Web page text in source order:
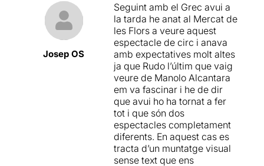
interpretació dins de
l'espectacle "Wasteland" de
Lluís Danés (vegeu
ressenya).
Manolo Alcántara va néixer
a Esparreguera en 1970 i es
considera un artista
autodidacta. Comença la
seva carrera professional el
1994 i treballa sol o en
col·laboracions, fins a l'any
2000 en què participa en la
creació de la companyia
Josep OS
Seguint amb el Grec avui a
la tarda he anat al Mercat de
les Flors a veure aquest
espectacle de circ i anava
amb expectatives molt altes
ja que Rudo l’últim que vaig
veure de Manolo Alcantara
em va fascinar i he de dir
que avui ho ha tornat a fer
tot i que són dos
espectacles completament
diferents. En aquest cas es
tracta d’un muntatge visual
sense text que ens